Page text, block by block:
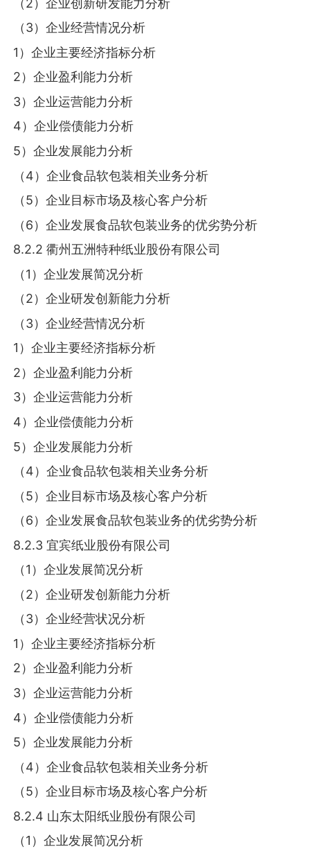
（2）企业创新研发能力分析
（3）企业经营情况分析
1）企业主要经济指标分析
2）企业盈利能力分析
3）企业运营能力分析
4）企业偿债能力分析
5）企业发展能力分析
（4）企业食品软包装相关业务分析
（5）企业目标市场及核心客户分析
（6）企业发展食品软包装业务的优劣势分析
8.2.2 衢州五洲特种纸业股份有限公司
（1）企业发展简况分析
（2）企业研发创新能力分析
（3）企业经营情况分析
1）企业主要经济指标分析
2）企业盈利能力分析
3）企业运营能力分析
4）企业偿债能力分析
5）企业发展能力分析
（4）企业食品软包装相关业务分析
（5）企业目标市场及核心客户分析
（6）企业发展食品软包装业务的优劣势分析
8.2.3 宜宾纸业股份有限公司
（1）企业发展简况分析
（2）企业研发创新能力分析
（3）企业经营状况分析
1）企业主要经济指标分析
2）企业盈利能力分析
3）企业运营能力分析
4）企业偿债能力分析
5）企业发展能力分析
（4）企业食品软包装相关业务分析
（5）企业目标市场及核心客户分析
8.2.4 山东太阳纸业股份有限公司
（1）企业发展简况分析